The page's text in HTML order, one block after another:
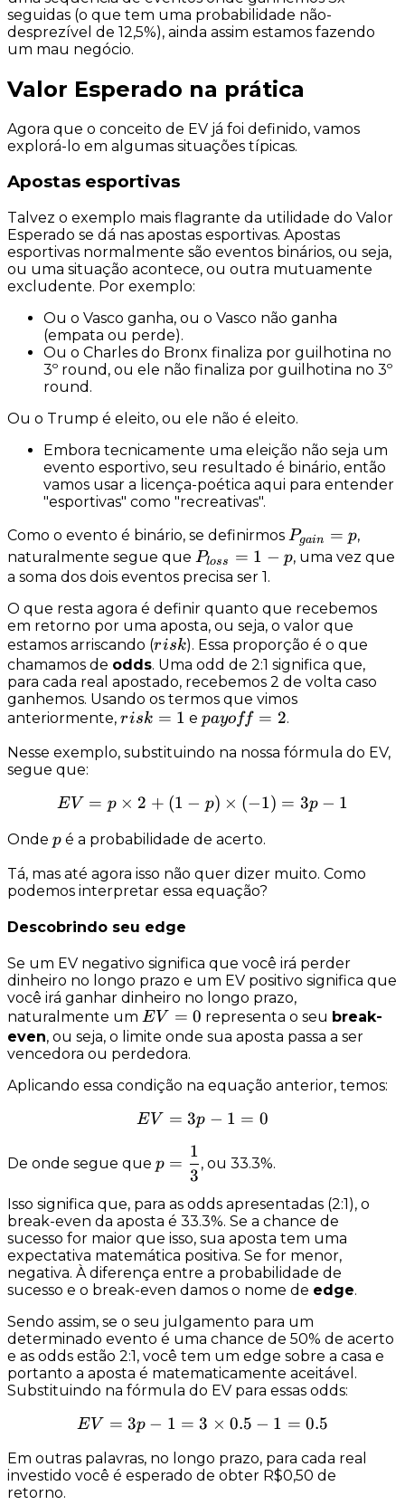
seguidas (o que tem uma probabilidade não-
desprezível de 12,5%), ainda assim estamos fazendo
um mau negócio.
Valor Esperado na prática
Agora que o conceito de EV já foi definido, vamos
explorá-lo em algumas situações típicas.
Apostas esportivas
Talvez o exemplo mais flagrante da utilidade do Valor
Esperado se dá nas apostas esportivas. Apostas
esportivas normalmente são eventos binários, ou seja,
ou uma situação acontece, ou outra mutuamente
excludente. Por exemplo:
Ou o Vasco ganha, ou o Vasco não ganha
(empata ou perde).
Ou o Charles do Bronx finaliza por guilhotina no
3º round, ou ele não finaliza por guilhotina no 3º
round.
Ou o Trump é eleito, ou ele não é eleito.
Embora tecnicamente uma eleição não seja um
evento esportivo, seu resultado é binário, então
vamos usar a licença-poética aqui para entender
"esportivas" como "recreativas".
Como o evento é binário, se definirmos P_{gain}
= p
Pgain = p,
naturalmente segue que P_{loss}
= 1 - p
Ploss = 1 − p, uma vez que
a soma dos dois eventos precisa ser 1.
O que resta agora é definir quanto que recebemos
em retorno por uma aposta, ou seja, o valor que
estamos arriscando (risk
risk). Essa proporção é o que
chamamos de odds. Uma odd de 2:1 significa que,
para cada real apostado, recebemos 2 de volta caso
ganhemos. Usando os termos que vimos
anteriormente, risk
1
risk = 1 e payoff
payoff = 2.
Nesse exemplo, substituindo na nossa fórmula do EV,
segue que:
EV = p \times 2 + (1 - p)
EV = p × 2 + (1 − p) × (−1) = 3p − 1
Onde p
p é a probabilidade de acerto.
Tá, mas até agora isso não quer dizer muito. Como
podemos interpretar essa equação?
Descobrindo seu edge
Se um EV negativo significa que você irá perder
dinheiro no longo prazo e um EV positivo significa que
você irá ganhar dinheiro no longo prazo,
naturalmente um EV
=
0
EV = 0 representa o seu break-
even, ou seja, o limite onde sua aposta passa a ser
vencedora ou perdedora.
Aplicando essa condição na equação anterior, temos:
EV = 3p - 1 = 0
EV = 3p − 1 = 0
De onde segue que p =
\dfrac{1}
{3}
p =
3
1
, ou33.3%.
Isso significa que, para as odds apresentadas (2:1), o
break-even da aposta é 33.3%. Se a chance de
sucesso for maior que isso, sua aposta tem uma
expectativa matemática positiva. Se for menor,
negativa. À diferença entre a probabilidade de
sucesso e o break-even damos o nome de edge.
Sendo assim, se o seu julgamento para um
determinado evento é uma chance de 50% de acerto
e as odds estão 2:1, você tem um edge sobre a casa e
portanto a aposta é matematicamente aceitável.
Substituindo na fórmula do EV para essas odds:
EV = 3p - 1 = 3 \times
EV = 3p − 1 = 3 × 0.5 − 1 = 0.5
Em outras palavras, no longo prazo, para cada real
investido você é esperado de obter R$0,50 de
retorno.